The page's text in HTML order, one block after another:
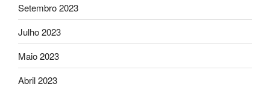
Setembro 2023
Julho 2023
Maio 2023
Abril 2023